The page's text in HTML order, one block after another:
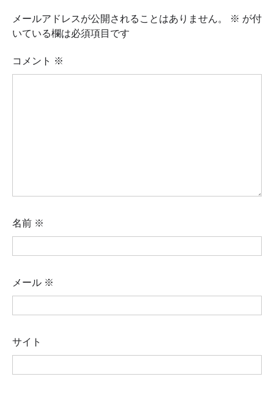
メールアドレスが公開されることはありません。 ※ が付
いている欄は必須項目です
コメント ※
名前 ※
メール ※
サイト